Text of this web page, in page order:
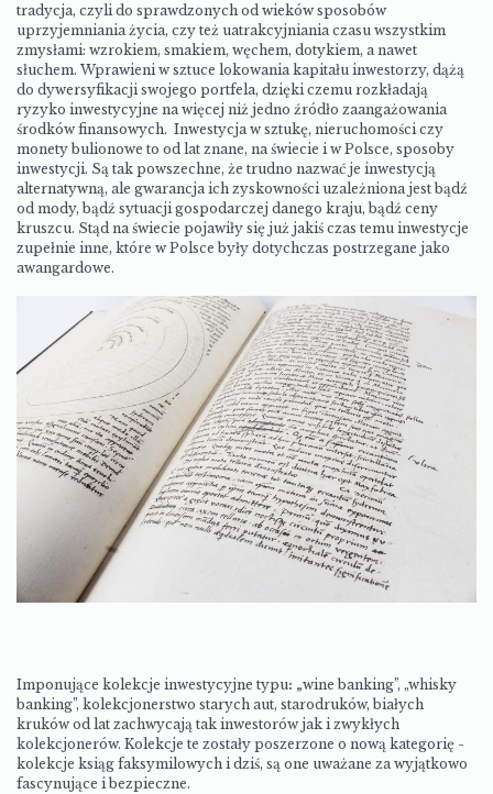
tradycja, czyli do sprawdzonych od wieków sposobów
uprzyjemniania życia, czy też uatrakcyjniania czasu wszystkim
zmysłami: wzrokiem, smakiem, węchem, dotykiem, a nawet
słuchem. Wprawieni w sztuce lokowania kapitału inwestorzy, dążą
do dywersyfikacji swojego portfela, dzięki czemu rozkładają
ryzyko inwestycyjne na więcej niż jedno źródło zaangażowania
środków finansowych. Inwestycja w sztukę, nieruchomości czy
monety bulionowe to od lat znane, na świecie i w Polsce, sposoby
inwestycji. Są tak powszechne, że trudno nazwać je inwestycją
alternatywną, ale gwarancja ich zyskowności uzależniona jest bądź
od mody, bądź sytuacji gospodarczej danego kraju, bądź ceny
kruszcu. Stąd na świecie pojawiły się już jakiś czas temu inwestycje
zupełnie inne, które w Polsce były dotychczas postrzegane jako
awangardowe.
Imponujące kolekcje inwestycyjne typu: „wine banking”, „whisky
banking”, kolekcjonerstwo starych aut, starodruków, białych
kruków od lat zachwycają tak inwestorów jak i zwykłych
kolekcjonerów. Kolekcje te zostały poszerzone o nową kategorię -
kolekcje ksiąg faksymilowych i dziś, są one uważane za wyjątkowo
fascynujące i bezpieczne.